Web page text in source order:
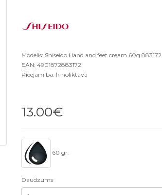
Modelis: Shiseido Hand and feet cream 60g 883172
EAN: 4901872883172
Pieejamība: Ir noliktavā
13.00€
60 gr.
Daudzums